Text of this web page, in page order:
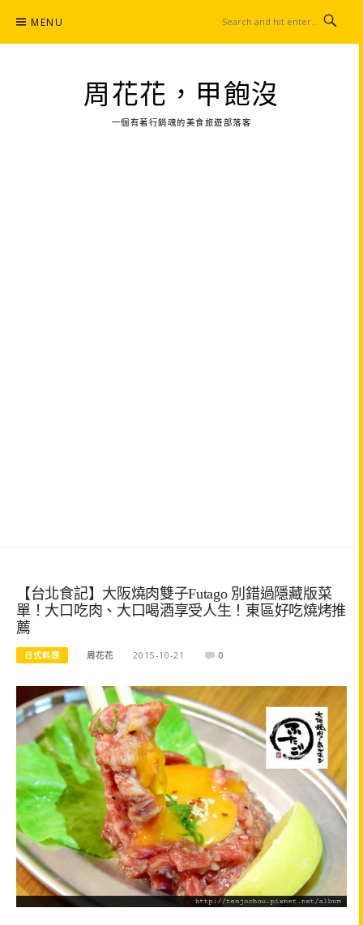
content
MENU
周花花，甲飽沒
一個有著行銷魂的美食旅遊部落客
【台北食記】大阪燒肉雙子Futago 別錯過隱藏版菜
單！大口吃肉、大口喝酒享受人生！東區好吃燒烤推
薦
日式料理 周花花 2015-10-21 0